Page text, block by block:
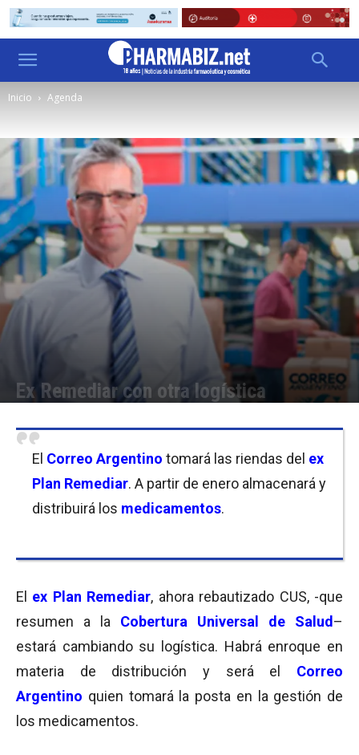
Inicio Agenda
Ex Remediar con otra logística
El Correo Argentino tomará las riendas del ex
Plan Remediar. A partir de enero almacenará y
distribuirá los medicamentos.
El ex Plan Remediar, ahora rebautizado CUS, -que
resumen a la Cobertura Universal de Salud –
estará cambiando su logística. Habrá enroque en
materia de distribución y será el Correo
Argentino quien tomará la posta en la gestión de
los medicamentos.